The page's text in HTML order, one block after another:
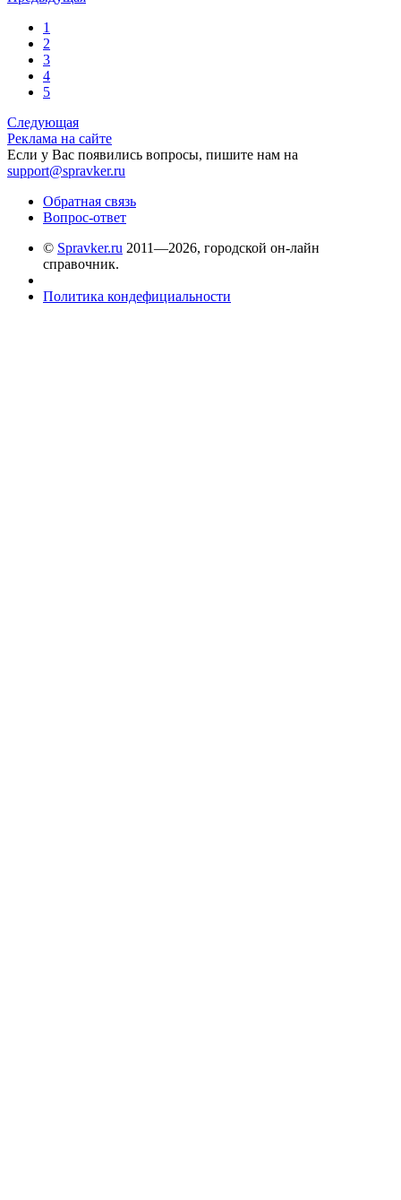
1
2
3
4
5
Следующая
Реклама на сайте
Если у Вас появились вопросы, пишите нам на
support@spravker.ru
Обратная связь
Вопрос-ответ
© Spravker.ru 2011—2026, городской он-лайн
справочник.
Политика кондефициальности